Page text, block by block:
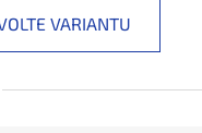
VARIANTU